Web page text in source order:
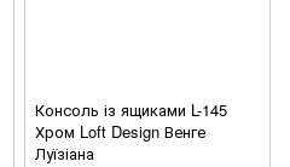
Консоль із ящиками L-145
Хром Loft Design Венге
Луїзіана